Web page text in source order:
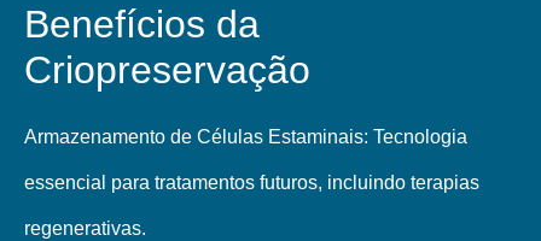
Benefícios da
Criopreservação
Armazenamento de Células Estaminais: Tecnologia
essencial para tratamentos futuros, incluindo terapias
regenerativas.